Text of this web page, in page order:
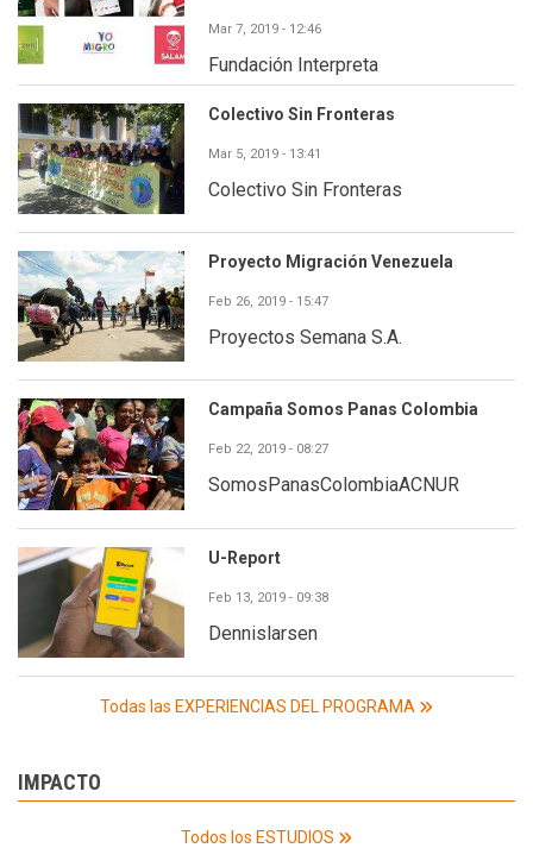
Mar 7, 2019 - 12:46
Fundación Interpreta
Colectivo Sin Fronteras
Mar 5, 2019 - 13:41
Colectivo Sin Fronteras
Proyecto Migración Venezuela
Feb 26, 2019 - 15:47
Proyectos Semana S.A.
Campaña Somos Panas Colombia
Feb 22, 2019 - 08:27
SomosPanasColombiaACNUR
U-Report
Feb 13, 2019 - 09:38
Dennislarsen
Todas las EXPERIENCIAS DEL PROGRAMA
IMPACTO
Todos los ESTUDIOS